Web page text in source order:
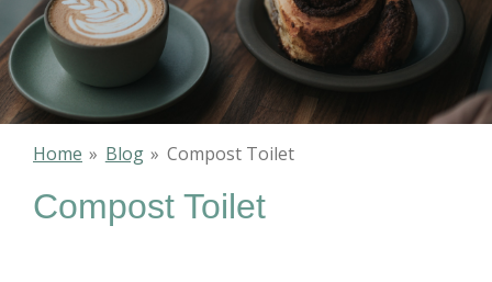
Home » Blog » Compost Toilet
Compost Toilet